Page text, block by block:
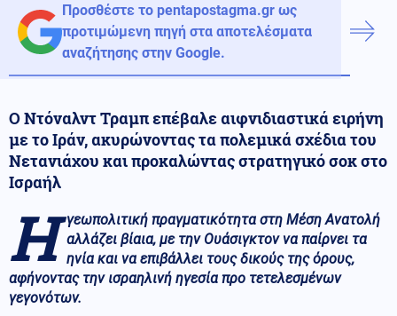
Προσθέστε το pentapostagma.gr ως
προτιμώμενη πηγή στα αποτελέσματα
αναζήτησης στην Google.
Ο Ντόναλντ Τραμπ επέβαλε αιφνιδιαστικά ειρήνη
με το Ιράν, ακυρώνοντας τα πολεμικά σχέδια του
Νετανιάχου και προκαλώντας στρατηγικό σοκ στο
Ισραήλ
Η γεωπολιτική πραγματικότητα στη Μέση Ανατολή
αλλάζει βίαια, με την Ουάσιγκτον να παίρνει τα
ηνία και να επιβάλλει τους δικούς της όρους,
αφήνοντας την ισραηλινή ηγεσία προ τετελεσμένων
γεγονότων.